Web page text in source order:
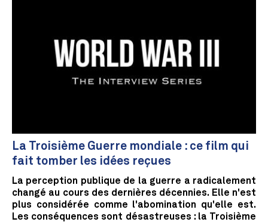
La Troisième Guerre mondiale : ce film qui
fait tomber les idées reçues
La perception publique de la guerre a radicalement
changé au cours des dernières décennies. Elle n'est
plus considérée comme l'abomination qu'elle est.
Les conséquences sont désastreuses : la Troisième